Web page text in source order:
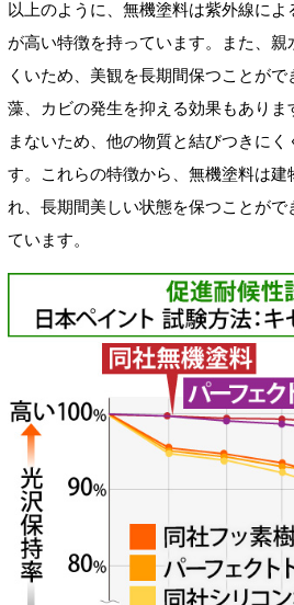
以上のように、無機塗料は紫外線に
が高い特徴を持っています。また、親
くいため、美観を長期間保つことが
藻、カビの発生を抑える効果もありま
まないため、他の物質と結びつきにく
す。これらの特徴から、無機塗料は建
れ、長期間美しい状態を保つことが
ています。